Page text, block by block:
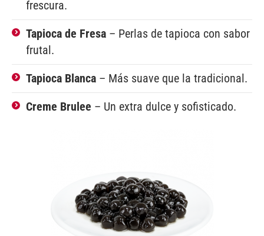
frescura.
Tapioca de Fresa – Perlas de tapioca con sabor
frutal.
Tapioca Blanca – Más suave que la tradicional.
Creme Brulee – Un extra dulce y sofisticado.